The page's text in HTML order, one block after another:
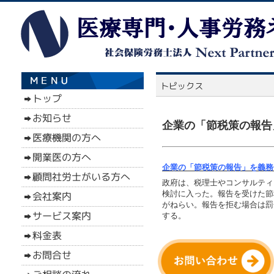
企業の「節税策の報
企業の「節税策の報告」を義
政府は、税理士やコンサルテ
検討に入った。報告を受けた
がねらい。報告を拒む場合は
する。